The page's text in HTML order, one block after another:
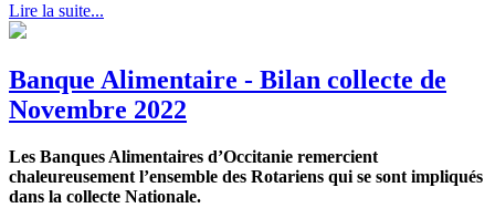
Lire la suite...
Banque Alimentaire - Bilan collecte de
Novembre 2022
Les Banques Alimentaires d’Occitanie remercient
chaleureusement l’ensemble des Rotariens qui se sont impliqués
dans la collecte Nationale.